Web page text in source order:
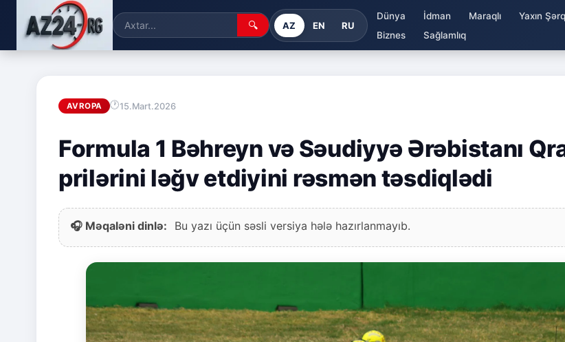
🔍 AZ EN RU
Dünya İdman Maraqlı Yaxın Şərq
Biznes
Sağlamlıq
AVROPA 15.Mart.2026
Formula 1 Bəhreyn və Səudiyyə Ərəbistanı
prilərini ləğv etdiyini rəsmən təsdiqlədi
🎧 Məqaləni dinlə: Bu yazı üçün səsli versiya hələ hazırlanmayıb.